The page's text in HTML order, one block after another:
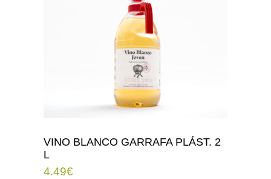
VINO BLANCO GARRAFA PLÁST. 2
L
4.49€